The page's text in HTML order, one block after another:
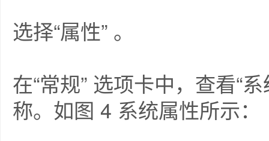
选择“属性” 。
在“常规” 选项卡中，查看“
称。如图 4 系统属性所示：